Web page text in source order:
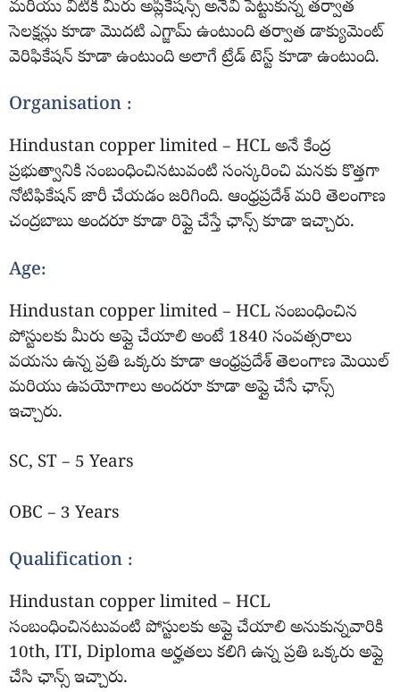
మరియు వీటికి మీరు అప్లికేషన్స్ అనేవి పెట్టుకున్న తర్వాత
సెలక్షన్లు కూడా మొదటి ఎగ్జామ్ ఉంటుంది తర్వాత డాక్యుమెంట్
వెరిఫికేషన్ కూడా ఉంటుంది అలాగే ట్రేడ్ టెస్ట్ కూడా ఉంటుంది.
Organisation :
Hindustan copper limited – HCL అనే కేంద్ర
ప్రభుత్వానికి సంబంధించినటువంటి సంస్కరించి మనకు కొత్తగా
నోటిఫికేషన్ జారీ చేయడం జరిగింది. ఆంధ్రప్రదేశ్ మరి తెలంగాణ
చంద్రబాబు అందరూ కూడా రిప్లై చేస్తే ఛాన్స్ కూడా ఇచ్చారు.
Age:
Hindustan copper limited – HCL సంబంధించిన
పోస్టులకు మీరు అప్లై చేయాలి అంటే 1840 సంవత్సరాలు
వయసు ఉన్న ప్రతి ఒక్కరు కూడా ఆంధ్రప్రదేశ్ తెలంగాణ మెయిల్
మరియు ఉపయోగాలు అందరూ కూడా అప్లై చేసే ఛాన్స్
ఇచ్చారు.
SC, ST – 5 Years
OBC – 3 Years
Qualification :
Hindustan copper limited – HCL
సంబంధించినటువంటి పోస్టులకు అప్లై చేయాలి అనుకున్నవారికి
10th, ITI, Diploma అర్హతలు కలిగి ఉన్న ప్రతి ఒక్కరు అప్లై
చేసి ఛాన్స్ ఇచ్చారు.